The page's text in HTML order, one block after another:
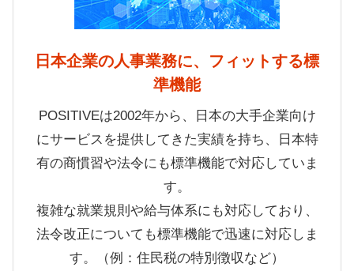
日本企業の人事業務に、フィットする標
準機能
POSITIVEは2002年から、日本の大手企業向け
にサービスを提供してきた実績を持ち、日本特
有の商慣習や法令にも標準機能で対応していま
す。
複雑な就業規則や給与体系にも対応しており、
法令改正についても標準機能で迅速に対応しま
す。（例：住民税の特別徴収など）